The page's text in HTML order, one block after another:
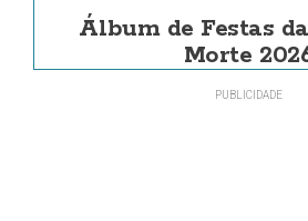
Álbum de Festas
Morte